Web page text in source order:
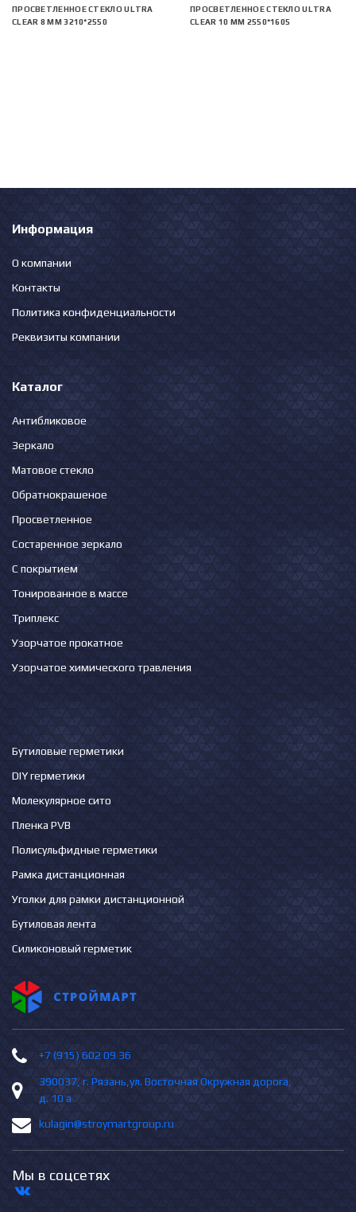
ПРОСВЕТЛЕННОЕ СТЕКЛО ULTRA
CLEAR 8 ММ 3210*2550
ПРОСВЕТЛЕННОЕ СТЕКЛО ULTRA
CLEAR 10 ММ 2550*1605
Информация
О компании
Контакты
Политика конфиденциальности
Реквизиты компании
Каталог
Антибликовое
Зеркало
Матовое стекло
Обратнокрашеное
Просветленное
Состаренное зеркало
С покрытием
Тонированное в массе
Триплекс
Узорчатое прокатное
Узорчатое химического травления
Бутиловые герметики
DIY герметики
Молекулярное сито
Пленка PVB
Полисульфидные герметики
Рамка дистанционная
Уголки для рамки дистанционной
Бутиловая лента
Силиконовый герметик
+7 (915) 602 09 36
390037, г. Рязань,ул. Восточная Окружная дорога,
д. 10 а
kulagin@stroymartgroup.ru
Мы в соцсетях